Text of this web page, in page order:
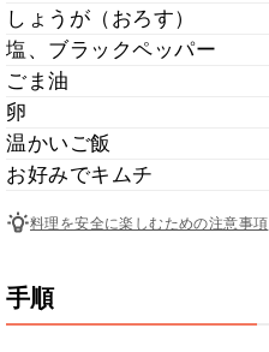
しょうが（おろす）
塩、ブラックペッパー
ごま油
卵
温かいご飯
お好みでキムチ
料理を安全に楽しむための注意事項
手順